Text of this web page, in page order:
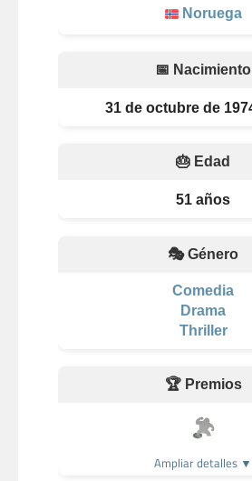
Noruega
📅 Nacimiento
31 de octubre de
🎂 Edad
51 años
🎭 Género
Comedia
Drama
Thriller
🏆 Premios
Ampliar detalles ▼